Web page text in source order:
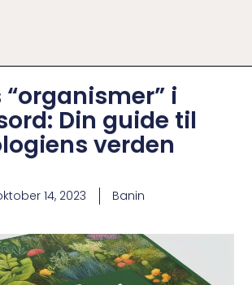
“organismer” i
Din guide til
verden
14, 2023 Banin